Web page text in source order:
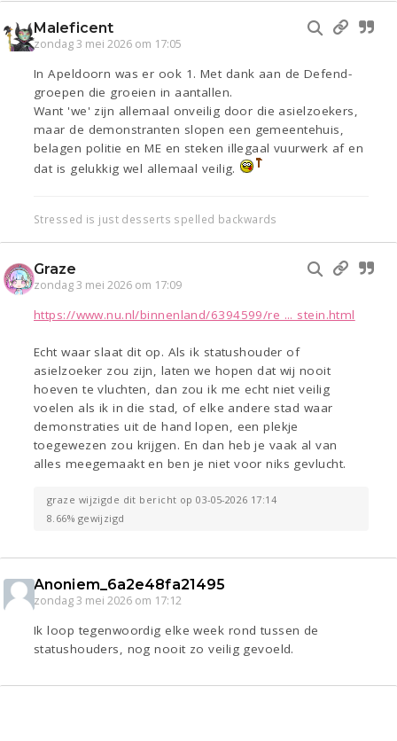
Maleficent
zondag 3 mei 2026 om 17:05
In Apeldoorn was er ook 1. Met dank aan de Defend-
groepen die groeien in aantallen.
Want 'we' zijn allemaal onveilig door die asielzoekers,
maar de demonstranten slopen een gemeentehuis,
belagen politie en ME en steken illegaal vuurwerk af en
dat is gelukkig wel allemaal veilig.
Stressed is just desserts spelled backwards
Graze
zondag 3 mei 2026 om 17:09
https://www.nu.nl/binnenland/6394599/re ... stein.html
Echt waar slaat dit op. Als ik statushouder of
asielzoeker zou zijn, laten we hopen dat wij nooit
hoeven te vluchten, dan zou ik me echt niet veilig
voelen als ik in die stad, of elke andere stad waar
demonstraties uit de hand lopen, een plekje
toegewezen zou krijgen. En dan heb je vaak al van
alles meegemaakt en ben je niet voor niks gevlucht.
graze wijzigde dit bericht op 03-05-2026 17:14
8.66% gewijzigd
Anoniem_6a2e48fa21495
zondag 3 mei 2026 om 17:12
Ik loop tegenwoordig elke week rond tussen de
statushouders, nog nooit zo veilig gevoeld.